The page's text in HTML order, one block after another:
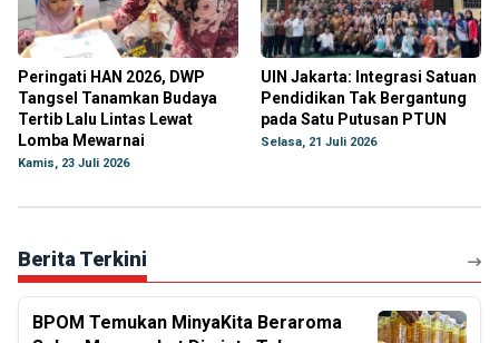
Peringati HAN 2026, DWP
Tangsel Tanamkan Budaya
Tertib Lalu Lintas Lewat
Lomba Mewarnai
Kamis, 23 Juli 2026
UIN Jakarta: Integrasi Satuan
Pendidikan Tak Bergantung
pada Satu Putusan PTUN
Selasa, 21 Juli 2026
Berita Terkini
BPOM Temukan MinyaKita Beraroma